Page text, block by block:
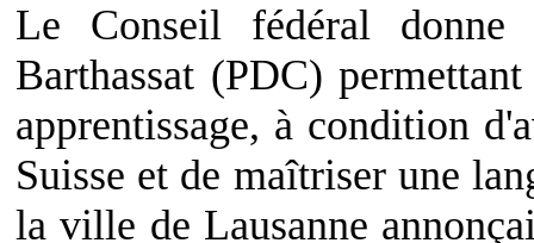
Le Conseil fédéral
Barthassat (PDC)
apprentissage, à condition
Suisse et de maîtriser une
la ville de Lausanne